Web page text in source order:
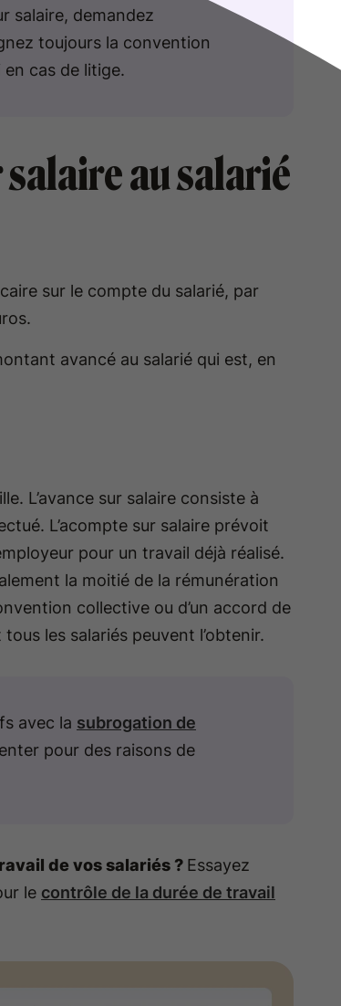
salaire, demandez
toujours la convention
cas de litige.
salaire au salarié
sur le compte du salarié, par
avancé au salarié qui est, en
L’avance sur salaire consiste à
L’acompte sur salaire prévoit
pour un travail déjà réalisé.
la moitié de la rémunération
collective ou d’un accord de
les salariés peuvent l’obtenir.
avec la subrogation de
pour des raisons de
de vos salariés ? Essayez
le contrôle de la durée de travail